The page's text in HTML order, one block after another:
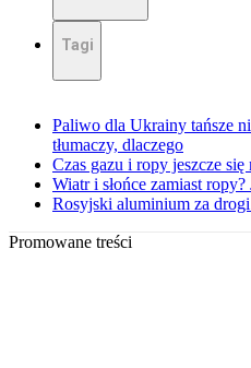
Tagi
Paliwo dla Ukrainy tańsze
tłumaczy, dlaczego
Czas gazu i ropy jeszcze się
Wiatr i słońce zamiast
Rosyjski aluminium za
Promowane treści